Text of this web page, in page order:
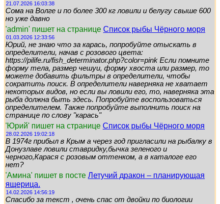
21.07.2026 16:03:38
Сома на Волге и по более 300 кг ловили и белугу свыше 600
но уже давно
'admin' пишет на странице Список рыбы Чёрного моря
01.03.2026 12:33:56
Юрий, не знаю что за карась, попробуйте отыскать в
определители, начав с розового цвета:
https://pilife.ru/fish_determinator.php?color=pink Если помните
форму тела, размер чешуи, форму хвоста или размер, то
можете добавить фильтры в определители, чтобы
сократить поиск. В определители наверняка не хватает
некоторых видов, но если вы ловили его, то, наверняка эта
рыба должна быть здесь. Попробуйте воспользоваться
определителем. Также попробуйте выполнить поиск на
странице по слову "карась"
'Юрий' пишет на странице Список рыбы Чёрного моря
28.02.2026 19:02:18
В 1974г прибыл в Крым а через год пригласили на рыбалку в
Донузлаве ловили ставридку,бычка зеленого и
черного,Карася с розовым оттенком, а в каталоге его
нет?
'Амина' пишет в посте Летучий дракон – планирующая
ящерица.
14.02.2026 14:56:19
Спасибо за текст , очень спас от двойки по биологии